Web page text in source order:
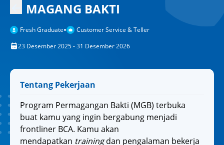
MAGANG BAKTI
Fresh Graduate•
Customer Service & Teller
23 Desember 2025 - 31 Desember 2026
Tentang Pekerjaan
Program Permagangan Bakti (MGB) terbuka
buat kamu yang ingin bergabung menjadi
frontliner BCA. Kamu akan
mendapatkan trainingdan pengalaman bekerja